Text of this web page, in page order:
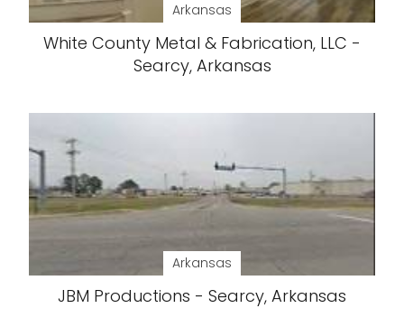
Arkansas
White County Metal & Fabrication, LLC -
Searcy, Arkansas
Arkansas
JBM Productions - Searcy, Arkansas